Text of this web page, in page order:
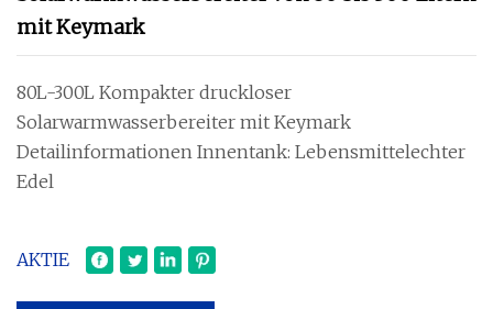
mit Keymark
80L-300L Kompakter druckloser
Solarwarmwasserbereiter mit Keymark
Detailinformationen Innentank: Lebensmittelechter
Edel
AKTIE